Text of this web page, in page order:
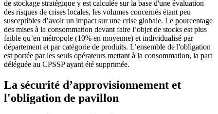
de stockage stratégique y est calculée sur la base d'une évaluation
des risques de crises locales, les volumes concernés étant peu
susceptibles d’avoir un impact sur une crise globale. Le pourcentage
des mises à la consommation devant faire l’objet de stocks est plus
faible qu’en métropole (10% en moyenne) et individualisé par
département et par catégorie de produits. L’ensemble de l'obligation
est portée par les seuls opérateurs mettant à la consommation, la part
déléguée au CPSSP ayant été supprimée.
La sécurité d’approvisionnement et
l'obligation de pavillon